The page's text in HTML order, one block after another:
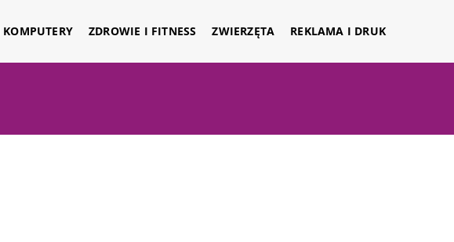
ZDROWIE I FITNESS ZWIERZĘTA REKLAMA I DRUK